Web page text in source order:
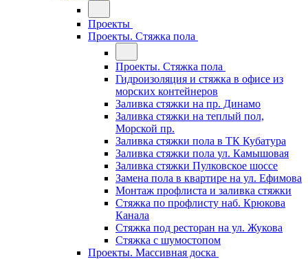
Проекты
Проекты. Стяжка пола
Проекты. Стяжка пола
Гидроизоляция и стяжка в офисе из
морских контейнеров
Заливка стяжки на пр. Динамо
Заливка стяжки на теплый пол,
Морской пр.
Заливка стяжки пола в ТК Кубатура
Заливка стяжки пола ул. Камышовая
Заливка стяжки Пулковское шоссе
Замена пола в квартире на ул. Ефимова
Монтаж профлиста и заливка стяжки
Стяжка по профлисту наб. Крюкова
Канала
Стяжка под ресторан на ул. Жукова
Стяжка с шумостопом
Проекты. Массивная доска